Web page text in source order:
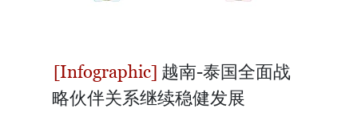
越南-泰国全面战
略伙伴关系继续稳健发展